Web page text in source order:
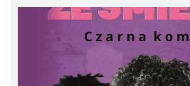
9.49 km